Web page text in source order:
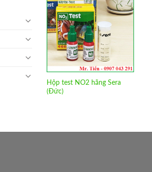
Add to
Hộp test NO2 hãng Sera
(Đức)